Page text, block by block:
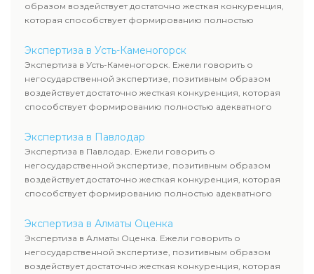
образом воздействует достаточно жесткая конкуренция,
которая способствует формированию полностью
Экспертиза в Усть-Каменогорск
Экспертиза в Усть-Каменогорск. Ежели говорить о
негосударственной экспертизе, позитивным образом
воздействует достаточно жесткая конкуренция, которая
способствует формированию полностью адекватного
Экспертиза в Павлодар
Экспертиза в Павлодар. Ежели говорить о
негосударственной экспертизе, позитивным образом
воздействует достаточно жесткая конкуренция, которая
способствует формированию полностью адекватного
Экспертиза в Алматы Оценка
Экспертиза в Алматы Оценка. Ежели говорить о
негосударственной экспертизе, позитивным образом
воздействует достаточно жесткая конкуренция, которая